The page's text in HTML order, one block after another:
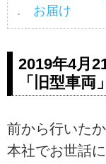
お届け
2019年4月
「旧型車
前から行いた
本社でお世話